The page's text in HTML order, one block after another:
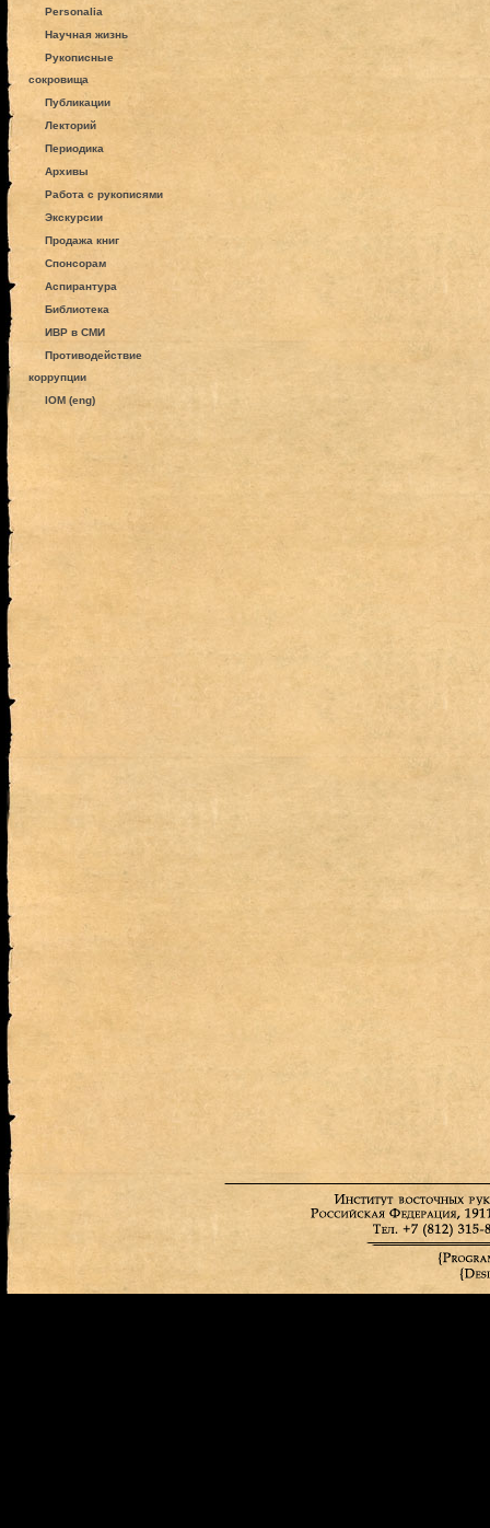
Personalia
Научная жизнь
Рукописные
сокровища
Публикации
Лекторий
Периодика
Архивы
Работа с рукописями
Экскурсии
Продажа книг
Спонсорам
Аспирантура
Библиотека
ИВР в СМИ
Противодействие
коррупции
IOM (eng)